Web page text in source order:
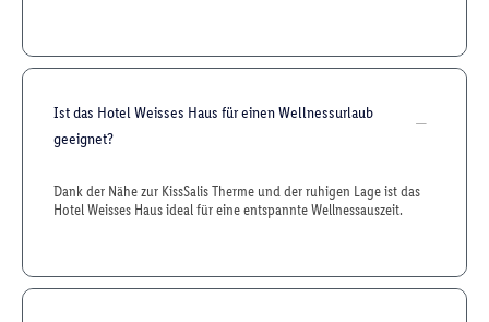
Ist das Hotel Weisses Haus für einen Wellnessurlaub
geeignet?
Dank der Nähe zur KissSalis Therme und der ruhigen Lage ist das
Hotel Weisses Haus ideal für eine entspannte Wellnessauszeit.